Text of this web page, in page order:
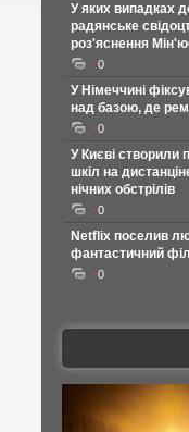
У яких випадках
радянське
роз'яснення
0
У Німеччині
над базою, де
0
У Києві створили
шкіл на
нічних обстрілів
0
Netflix поселив
фантастичний
0